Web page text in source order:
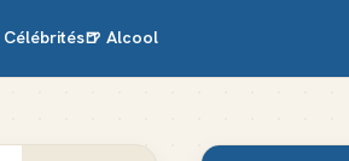
Célébrités🍺 Alcool